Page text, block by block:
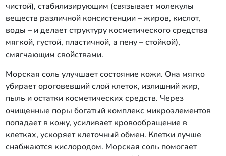
чистой), стабилизирующим (связывает молекулы
веществ различной консистенции – жиров, кислот,
воды – и делает структуру косметического средства
мягкой, густой, пластичной, а пену – стойкой),
смягчающим свойствами.
Морская соль улучшает состояние кожи. Она мягко
убирает ороговевший слой клеток, излишний жир,
пыль и остатки косметических средств. Через
очищенные поры богатый комплекс микроэлементов
попадает в кожу, усиливает кровообращение в
клетках, ускоряет клеточный обмен. Клетки лучше
снабжаются кислородом. Морская соль помогает